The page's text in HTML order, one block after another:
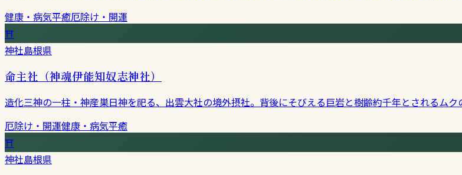
健康・病気平癒厄除け・開運
⛩
神社島根県
命主社（神魂伊能知奴志神社）
造化三神の一柱・神産巣日神を祀る、出雲大社の境外摂社。背後にそびえる巨岩と樹齢約千年とされるム
厄除け・開運健康・病気平癒
⛩
神社島根県